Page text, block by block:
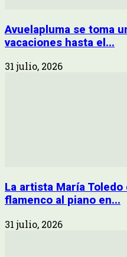
Avuelapluma se toma
vacaciones hasta el...
31 julio, 2026
La artista María
flamenco al piano en...
31 julio, 2026